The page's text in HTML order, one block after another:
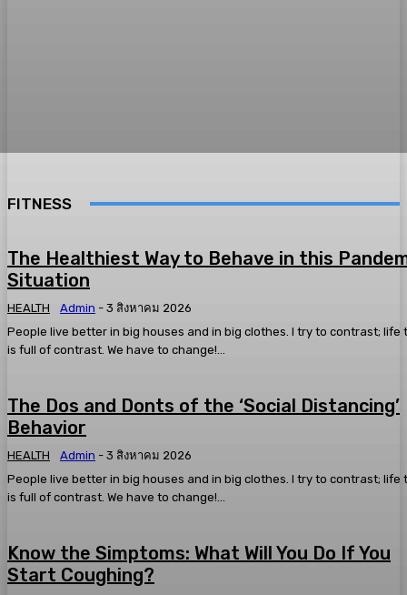
FITNESS
The Healthiest Way to Behave in this
Situation
HEALTH Admin - 3 สิงหาคม 2026
People live better in big houses and in big clothes. I try to contrast; life
is full of contrast. We have to change!...
The Dos and Donts of the ‘Social Distancing’
Behavior
HEALTH Admin - 3 สิงหาคม 2026
People live better in big houses and in big clothes. I try to contrast; life
is full of contrast. We have to change!...
Know the Simptoms: What Will You Do If You
Start Coughing?